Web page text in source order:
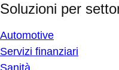
Soluzioni per
Automotive
Servizi finanziari
Sanità